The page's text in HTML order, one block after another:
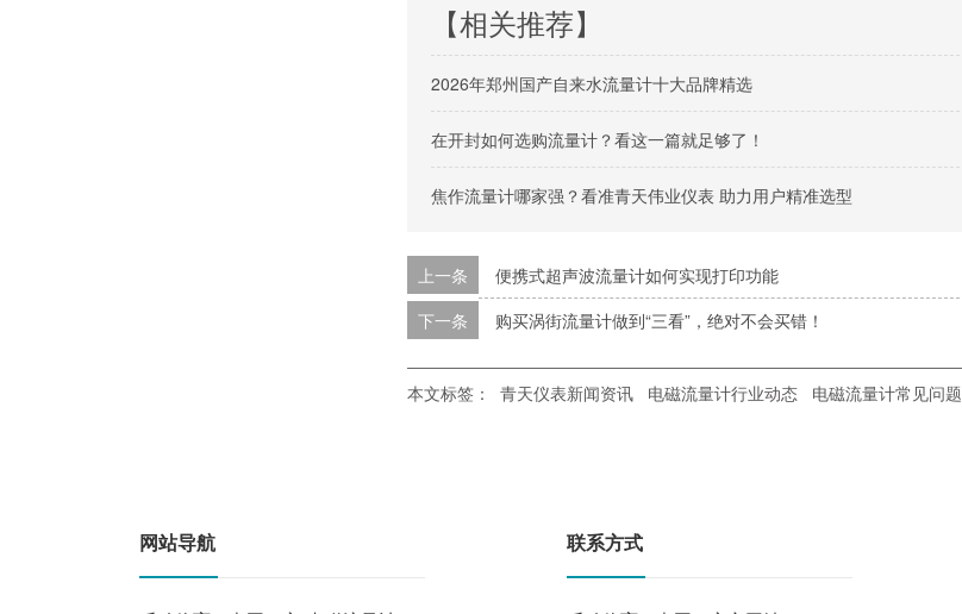
【相关推荐】
2026年郑州国产自来水流量计十大品牌精选
在开封如何选购流量计？看这一篇就足够了！
焦作流量计哪家强？看准青天伟业仪表 助力用户精准选型
上一条
便携式超声波流量计如何实现打印功能
下一条 购买涡街流量计做到“三看”，绝对不会买错！
本文标签： 青天仪表新闻资讯 电磁流量计行业动态 电磁流量计常见问题
网站导航 联系方式